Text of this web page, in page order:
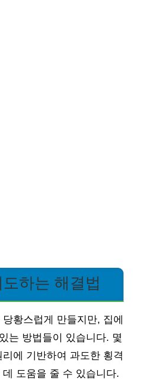
하는 해결법
황스럽게 만들지만, 집에
는 방법들이 있습니다. 몇
에 기반하여 과도한 횡격
도움을 줄 수 있습니다.